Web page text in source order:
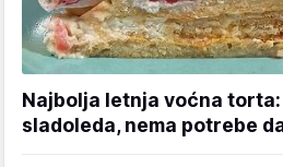
Najbolja letnja voćna
sladoleda, nema potrebe